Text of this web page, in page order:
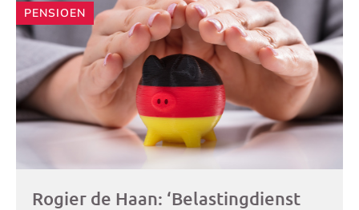
PENSIOEN
Rogier de Haan: ‘Belastingdienst